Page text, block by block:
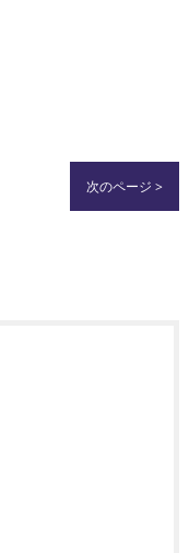
次のページ >